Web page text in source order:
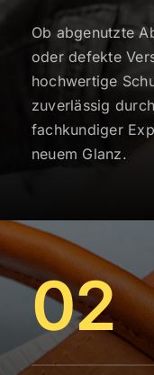
Ob abgenutzte
oder defekte
hochwertige
zuverlässig
fachkundiger
neuem Glanz.
02